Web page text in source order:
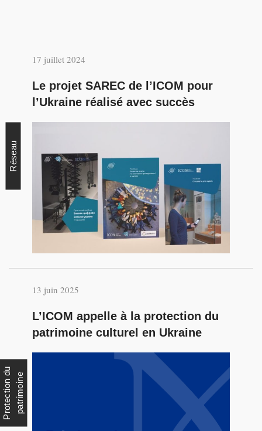
17 juillet 2024
Le projet SAREC de l’ICOM pour
l’Ukraine réalisé avec succès
Réseau
13 juin 2025
L’ICOM appelle à la protection du
patrimoine culturel en Ukraine
P
r
o
t
e
c
t
i
o
nd
u
p
a
t
r
i
m
o
i
ne